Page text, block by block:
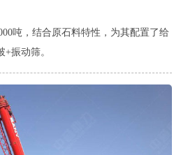
吨，结合原石料特性，为其配置了给
+振动筛。